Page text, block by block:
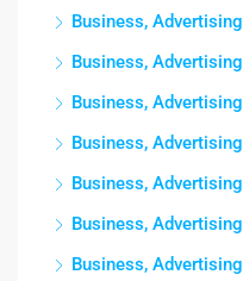
Business, Advertising
Business, Advertising
Business, Advertising
Business, Advertising
Business, Advertising
Business, Advertising
Business, Advertising